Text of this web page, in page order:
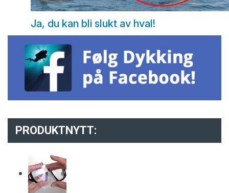
Ja, du kan bli slukt av hval!
PRODUKTNYTT: